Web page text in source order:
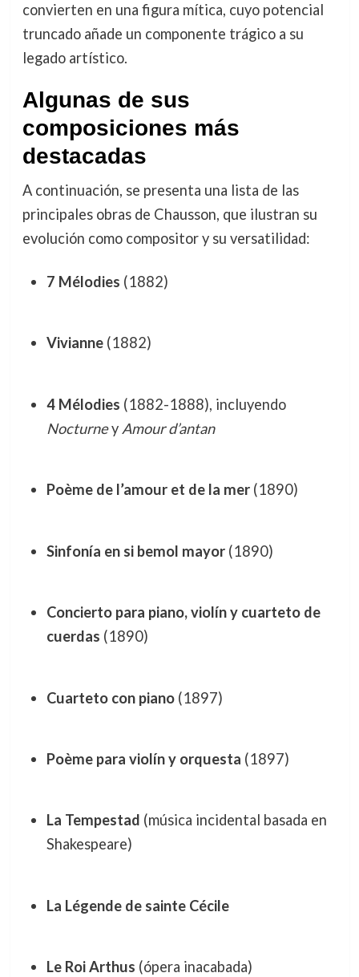
convierten en una figura mítica, cuyo potencial
truncado añade un componente trágico a su
legado artístico.
Algunas de sus
composiciones más
destacadas
A continuación, se presenta una lista de las
principales obras de Chausson, que ilustran su
evolución como compositor y su versatilidad:
7 Mélodies (1882)
Vivianne(1882)
4 Mélodies (1882-1888), incluyendo
Nocturney Amour d’antan
Poème de l’amour et de la mer(1890)
Sinfonía en si bemol mayor(1890)
Concierto para piano, violín y cuarteto de
cuerdas (1890)
Cuarteto con piano(1897)
Poème para violín y orquesta (1897)
La Tempestad (música incidental basada en
Shakespeare)
La Légende de sainte Cécile
Le Roi Arthus (ópera inacabada)